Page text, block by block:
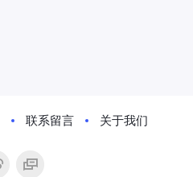
联系留言 关于我们